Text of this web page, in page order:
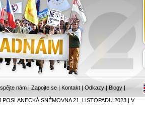
nám | Zapojte se | Kontakt | Odkazy | Blogy |
POSLANECKÁ SNĚMOVNA 21. LISTOPADU 2023|V